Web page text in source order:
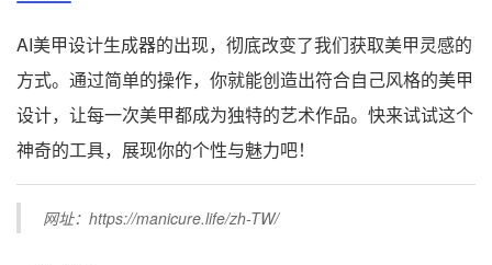
AI美甲设计生成器的出现，彻底改变了我们获取美甲灵感的
方式。通过简单的操作，你就能创造出符合自己风格的美甲
设计，让每一次美甲都成为独特的艺术作品。快来试试这个
神奇的工具，展现你的个性与魅力吧！
网址：https://manicure.life/zh-TW/